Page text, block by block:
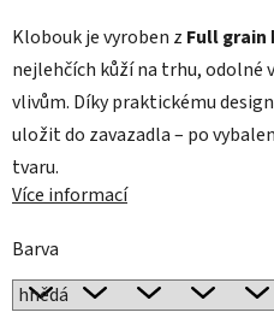
Klobouk je vyroben z Full grain
nejlehčích kůží na trhu, odolné
vlivům. Díky praktickému
uložit do zavazadla – po
tvaru.
Více informací
Barva